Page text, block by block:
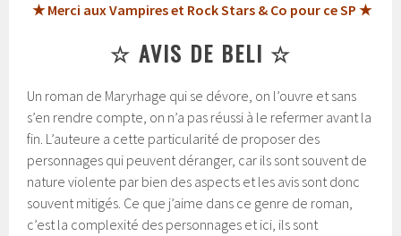
★ Merci aux Vampires et Rock Stars & Co pour ce SP ★
☆ AVIS DE BELI ☆
Un roman de Maryrhage qui se dévore, on l’ouvre et sans
s’en rendre compte, on n’a pas réussi à le refermer avant la
fin. L’auteure a cette particularité de proposer des
personnages qui peuvent déranger, car ils sont souvent de
nature violente par bien des aspects et les avis sont donc
souvent mitigés. Ce que j’aime dans ce genre de roman,
c’est la complexité des personnages et ici, ils sont